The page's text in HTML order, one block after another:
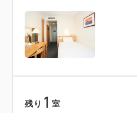
◆ドライヤー
◆ケトル
◆シャンプー・コンディシ
残り 1 室